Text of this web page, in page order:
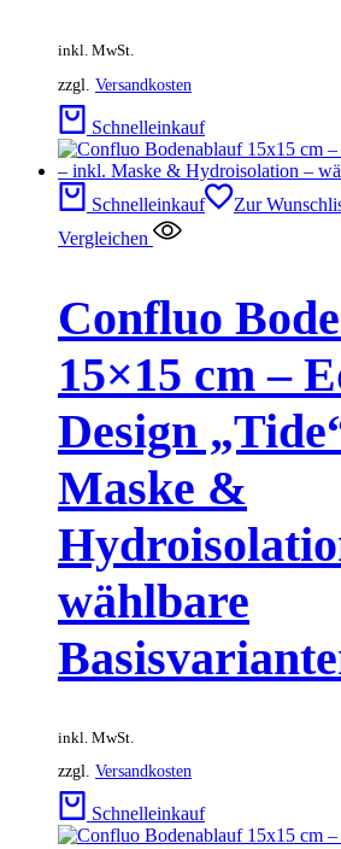
inkl. MwSt.
zzgl. Versandkosten
Schnelleinkauf
Schnelleinkauf
Zur
Vergleichen
Confluo
15×15 cm –
Design
Maske &
wählbare
inkl. MwSt.
zzgl. Versandkosten
Schnelleinkauf